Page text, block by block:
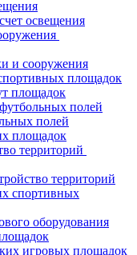
освещения
и сооружения
площадок
площадок
полей
полей
площадок
территорий
территорий
спортивных
оборудования
игровых площадок